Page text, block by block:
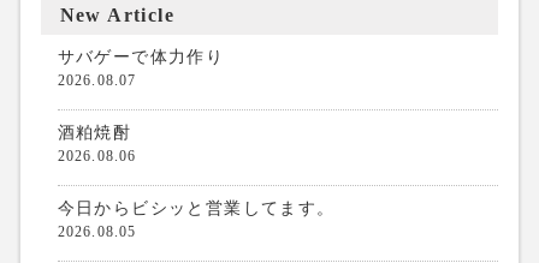
New Article
サバゲーで体力作り
2026.08.07
酒粕焼酎
2026.08.06
今日からビシッと営業してます。
2026.08.05